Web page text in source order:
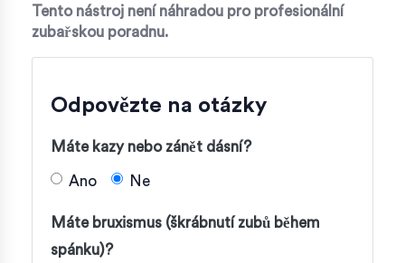
Tento nástroj není náhradou pro profesionální
zubařskou poradnu.
Odpovězte na otázky
Máte kazy nebo zánět dásní?
Ano Ne
Máte bruxismus (škrábnutí zubů během
spánku)?